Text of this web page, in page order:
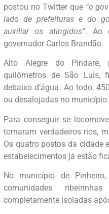
postou no Twitter que “o
lado de prefeituras e do
auxiliar os atingidos”. Ao
governador Carlos Brandão.
Alto Alegre do Pindaré,
quilômetros de São Luís,
debaixo d’água. Ao todo,
ou desalojadas no município.
Para conseguir se
tornaram verdadeiros rios,
Os quatro postos da cidade
estabelecimentos já estão
No município de
comunidades
completamente isoladas